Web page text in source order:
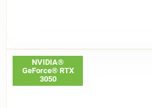
NVIDIA®
GeForce® RTX
3050